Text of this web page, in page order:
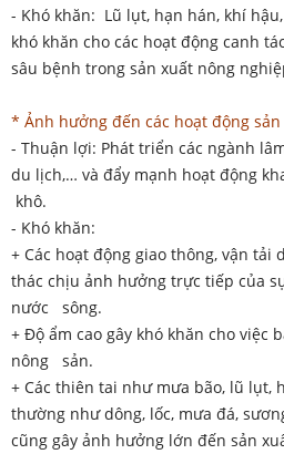
- Khó khăn: Lũ lụt, hạn hán, khí
khó khăn cho các hoạt động canh
sâu bệnh trong sản xuất nông
* Ảnh hưởng đến các hoạt động
- Thuận lợi: Phát triển các ngành
du lịch,… và đẩy mạnh hoạt động
khô.
- Khó khăn:
+ Các hoạt động giao thông, vận tải
thác chịu ảnh hưởng trực tiếp của
nước sông.
+ Độ ẩm cao gây khó khăn cho việc
nông sản.
+ Các thiên tai như mưa bão, lũ lụt,
thường như dông, lốc, mưa đá,
cũng gây ảnh hưởng lớn đến sản